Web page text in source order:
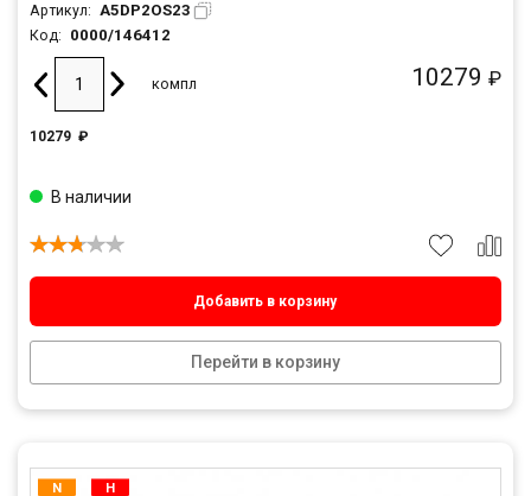
Артикул: A5DP2OS23
Код: 0000/146412
10279 ₽
компл
10279 ₽
Добавить в корзину
Перейти в корзину
В наличии